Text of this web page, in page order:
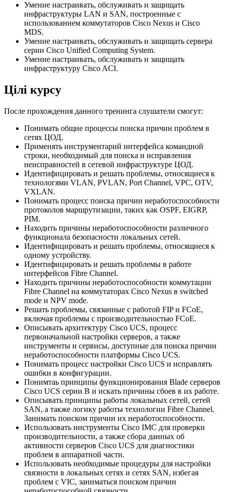
Умение настраивать, обслуживать и защищать
инфраструктуры LAN и SAN, построенные с
использованием коммутаторов Cisco Nexus и Cisco
MDS.
Умение настраивать, обслуживать и защищать сервера
серии Cisco Unified Computing System.
Умение настраивать, обслуживать и защищать
инфраструктуру Cisco ACI.
Цілі курсу
После прохождения данного тренинга слушатели смогут:
Понимать общие процессы поиска причин проблем в
сетях ЦОД.
Применять инструментарий интерфейса командной
строки, необходимый для поиска и исправления
неисправностей в сетевой инфраструктуре ЦОД.
Идентифицировать и решать проблемы, относящиеся к
технологями VLAN, PVLAN, Port Channel, VPC, OTV,
VXLAN.
Понимать процесс поиска причин неработоспособности
протоколов маршрутизации, таких как OSPF, EIGRP,
PIM.
Находить причины неработоспособности различного
функционала безопасности локальных сетей.
Идентифицировать и решать проблемы, относящиеся к
одному устройству.
Идентифицировать и решать проблемы в работе
интерфейсов Fibre Channel.
Находить причины неработоспособности коммутации
Fibre Channel на коммутаторах Cisco Nexus в switched
mode и NPV mode.
Решать проблемы, связанные с работой FIP и FCoE,
включая проблемы с производительностью FCoE.
Описывать архитектуру Cisco UCS, процесс
первоначальной настройки серверов, а также
инструменты и сервисы, доступные для поиска причин
неработоспособности платформы Cisco UCS.
Понимать процесс настройки Cisco UCS и исправлять
ошибки в конфигурации.
Понимтаь принципы функционирования Blade серверов
Cisco UCS серии B и искать причины сбоев в их работе.
Описывать принципы работы локальных сетей, сетей
SAN, а также логику работы технологии Fibre Channel.
Занимать поиском причин их неработоспособности.
Использовать инструменты Cisco IMC для проверки
производительности, а также сбора данных об
активности серверов Cisco UCS для диагностики
проблем в аппаратной части.
Использовать необходимые процедуры для настройки
связности в локальных сетях и сетях SAN, избегая
проблем с VIC, заниматься поиском причин